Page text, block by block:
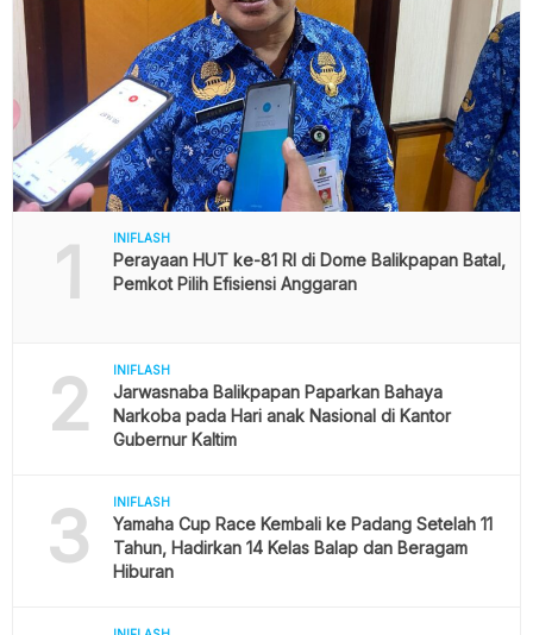
1 INIFLASH
Perayaan HUT ke-81 RI di Dome Balikpapan Batal,
Pemkot Pilih Efisiensi Anggaran
2 INIFLASH
Jarwasnaba Balikpapan Paparkan Bahaya
Narkoba pada Hari anak Nasional di Kantor
Gubernur Kaltim
3 INIFLASH
Yamaha Cup Race Kembali ke Padang Setelah 11
Tahun, Hadirkan 14 Kelas Balap dan Beragam
Hiburan